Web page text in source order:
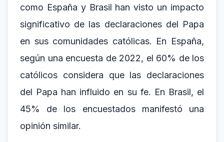
como España y Brasil han visto un impacto
significativo de las declaraciones del Papa
en sus comunidades católicas. En España,
según una encuesta de 2022, el 60% de los
católicos considera que las declaraciones
del Papa han influido en su fe. En Brasil, el
45% de los encuestados manifestó una
opinión similar.